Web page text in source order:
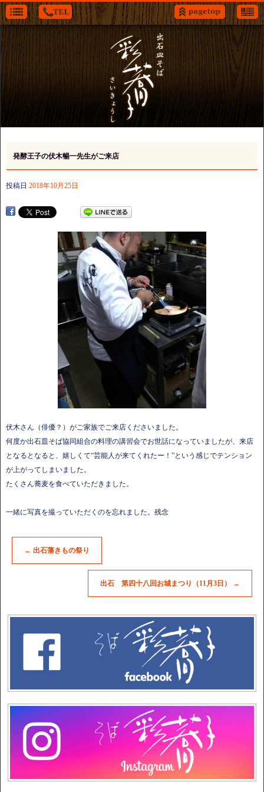
発酵王子の伏木暢一先生がご来店
投稿日 2018年10月25日
伏木さん（俳優？）がご家族でご来店くださいました。
何度か出石皿そば協同組合の料理の講習会でお世話になっていましたが、来店
となるとなると、嬉しくて“芸能人が来てくれたー！”という感じでテンション
が上がってしまいました。
たくさん蕎麦を食べていただきました。
一緒に写真を撮っていただくのを忘れました。残念
← 出石藩きもの祭り
出石 第四十八回お城まつり（11月3日） →